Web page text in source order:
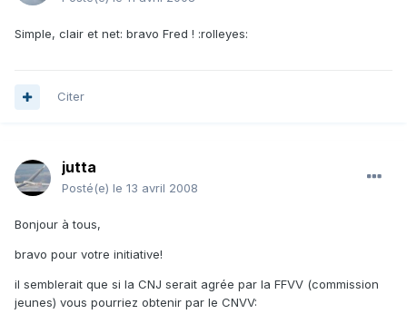
Simple, clair et net: bravo Fred ! :rolleyes:
Citer
jutta
Posté(e) le 13 avril 2008
Bonjour à tous,
bravo pour votre initiative!
il semblerait que si la CNJ serait agrée par la FFVV (commission
jeunes) vous pourriez obtenir par le CNVV: